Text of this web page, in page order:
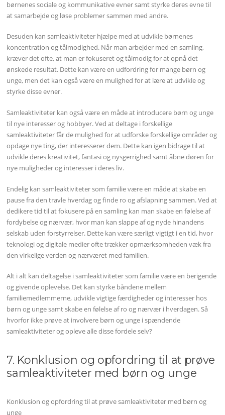
børnenes sociale og kommunikative evner samt styrke deres evne til
at samarbejde og løse problemer sammen med andre.
Desuden kan samleaktiviteter hjælpe med at udvikle børnenes
koncentration og tålmodighed. Når man arbejder med en samling,
kræver det ofte, at man er fokuseret og tålmodig for at opnå det
ønskede resultat. Dette kan være en udfordring for mange børn og
unge, men det kan også være en mulighed for at lære at udvikle og
styrke disse evner.
Samleaktiviteter kan også være en måde at introducere børn og unge
til nye interesser og hobbyer. Ved at deltage i forskellige
samleaktiviteter får de mulighed for at udforske forskellige områder og
opdage nye ting, der interesserer dem. Dette kan igen bidrage til at
udvikle deres kreativitet, fantasi og nysgerrighed samt åbne døren for
nye muligheder og interesser i deres liv.
Endelig kan samleaktiviteter som familie være en måde at skabe en
pause fra den travle hverdag og finde ro og afslapning sammen. Ved at
dedikere tid til at fokusere på en samling kan man skabe en følelse af
fordybelse og nærvær, hvor man kan slappe af og nyde hinandens
selskab uden forstyrrelser. Dette kan være særligt vigtigt i en tid, hvor
teknologi og digitale medier ofte trækker opmærksomheden væk fra
den virkelige verden og nærværet med familien.
Alt i alt kan deltagelse i samleaktiviteter som familie være en berigende
og givende oplevelse. Det kan styrke båndene mellem
familiemedlemmerne, udvikle vigtige færdigheder og interesser hos
børn og unge samt skabe en følelse af ro og nærvær i hverdagen. Så
hvorfor ikke prøve at involvere børn og unge i spændende
samleaktiviteter og opleve alle disse fordele selv?
7. Konklusion og opfordring til at prøve
samleaktiviteter med børn og unge
Konklusion og opfordring til at prøve samleaktiviteter med børn og
unge